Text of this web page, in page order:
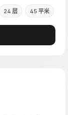
24 层 45 平米